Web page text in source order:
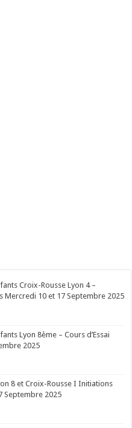
Croix-Rousse Lyon 4 –
Mercredi 10 et 17 Septembre 2025
Lyon 8ème – Cours d’Essai
2025
8 et Croix-Rousse I Initiations
Septembre 2025